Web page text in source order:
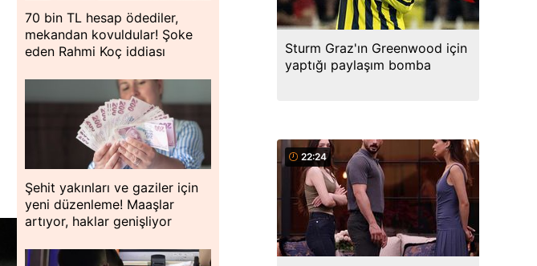
70 bin TL hesap ödediler,
mekandan kovuldular! Şoke
eden Rahmi Koç iddiası
Şehit yakınları ve gaziler için
yeni düzenleme! Maaşlar
artıyor, haklar genişliyor
Sturm Graz'ın Greenwood için
yaptığı paylaşım bomba
22:24